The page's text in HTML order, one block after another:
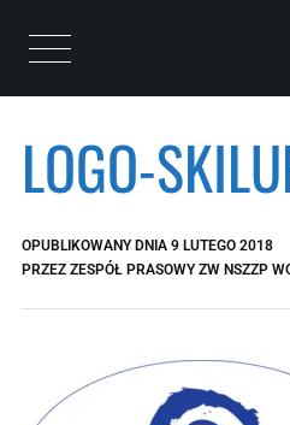
Otwórz menu
LOGO-
OPUBLIKOWANY DNIA 9 LUTEGO 2018
PRZEZ ZESPÓŁ PRASOWY ZW NSZZP